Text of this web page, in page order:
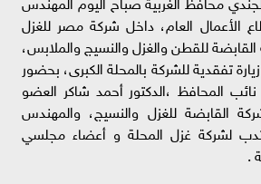
الأعمال العام، داخل شركة مصر للغزل
القابضة للقطن والغزل والنسيج والملابس،
تفقدية للشركة بالمحلة الكبرى، بحضور
المحافظ ،الدكتور أحمد شاكر العضو
القابضة للغزل والنسيج، والمهندس
لشركة غزل المحلة و أعضاء مجلسي
.